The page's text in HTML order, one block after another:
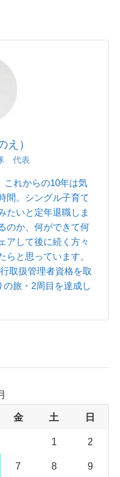
え）
代表
これからの10年は気
間。シングル子育て
たいと定年退職しま
のか、何ができて何
アして後に続く方々
らと思っています。
取扱管理者資格を取
旅・2周目を達成し
金 土 日
1 2
7 8 9